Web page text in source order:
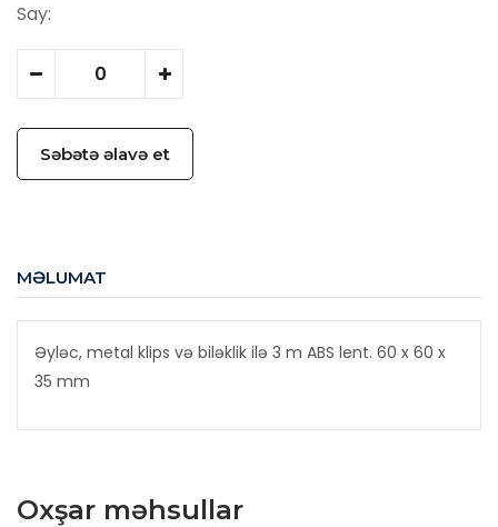
Say:
Səbətə əlavə et
MƏLUMAT
Əyləc, metal klips və biləklik ilə 3 m ABS lent. 60 x 60 x
35 mm
Oxşar məhsullar